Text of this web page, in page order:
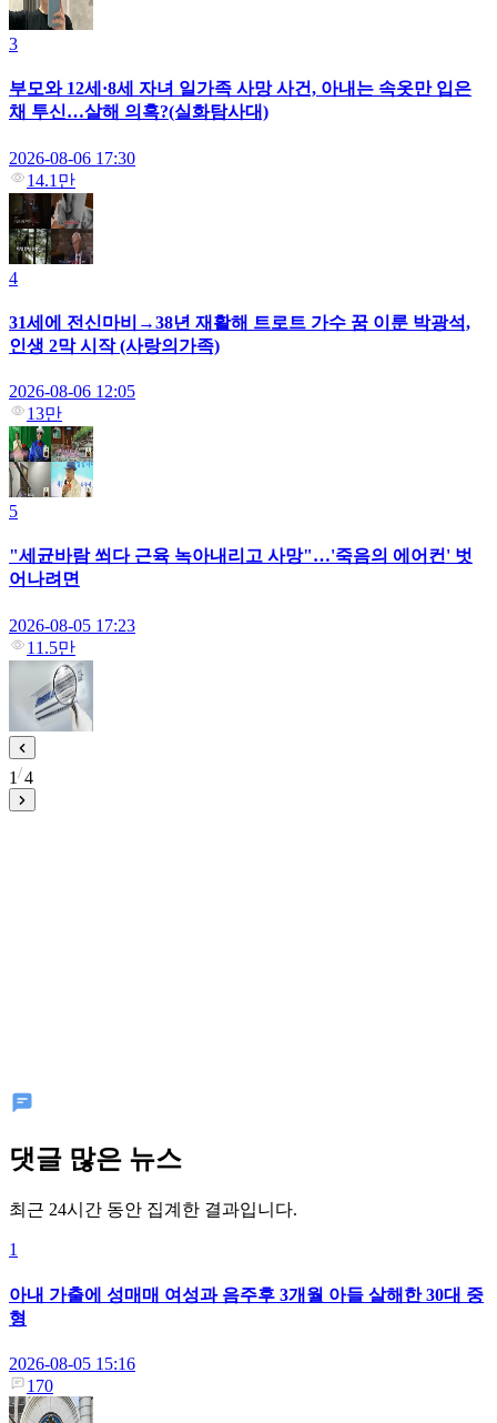
3
부모와 12세·8세 자녀 일가족 사망 사건, 아내는 속옷만 입은
채 투신…살해 의혹?(실화탐사대)
2026-08-06 17:30
14.1만
4
31세에 전신마비→38년 재활해 트로트 가수 꿈 이룬 박광석,
인생 2막 시작 (사랑의가족)
2026-08-06 12:05
13만
5
"세균바람 쐬다 근육 녹아내리고 사망"…'죽음의 에어컨' 벗
어나려면
2026-08-05 17:23
11.5만
1 4
댓글 많은 뉴스
최근 24시간 동안 집계한 결과입니다.
1
아내 가출에 성매매 여성과 음주후 3개월 아들 살해한 30대 중
형
2026-08-05 15:16
170